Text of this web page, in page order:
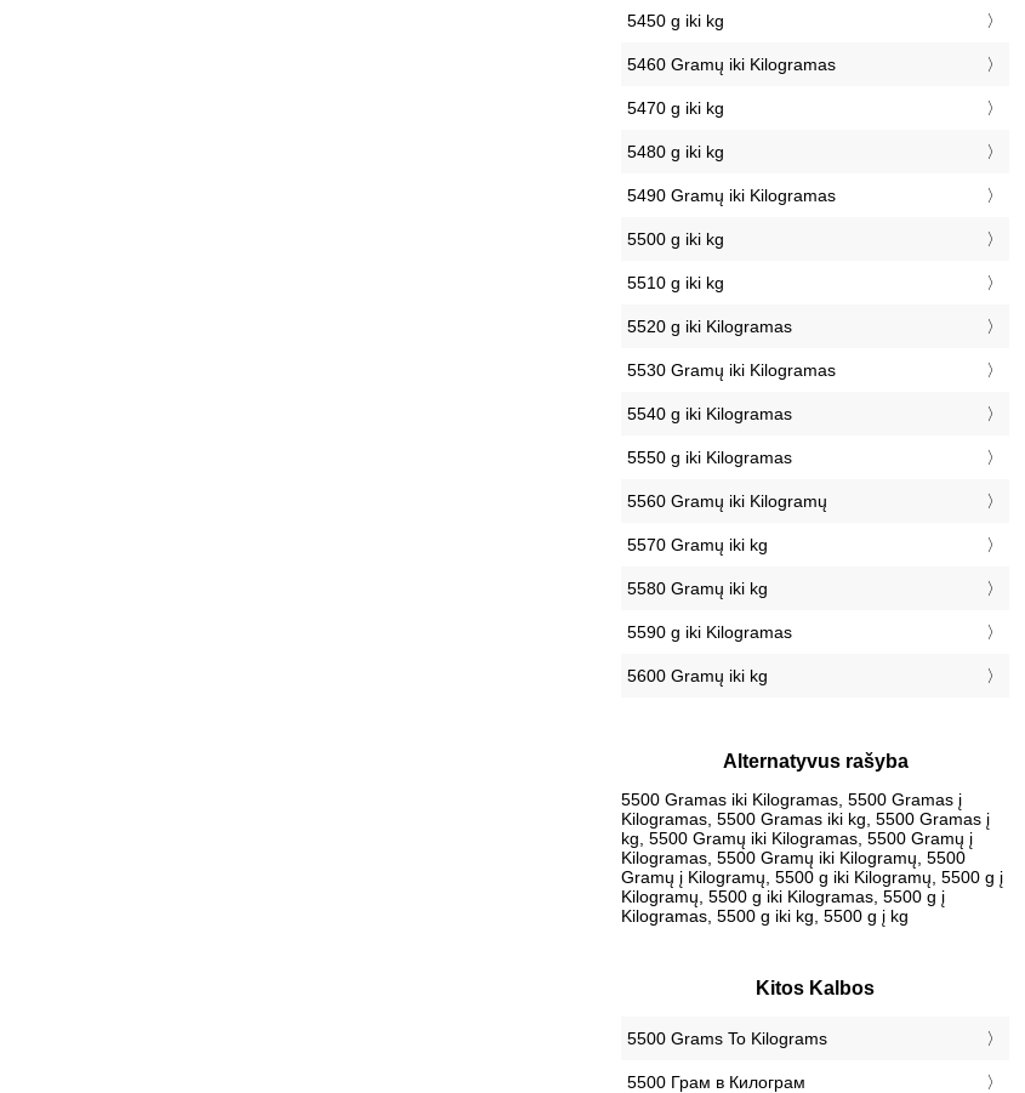
5450 g iki kg
5460 Gramų iki Kilogramas
5470 g iki kg
5480 g iki kg
5490 Gramų iki Kilogramas
5500 g iki kg
5510 g iki kg
5520 g iki Kilogramas
5530 Gramų iki Kilogramas
5540 g iki Kilogramas
5550 g iki Kilogramas
5560 Gramų iki Kilogramų
5570 Gramų iki kg
5580 Gramų iki kg
5590 g iki Kilogramas
5600 Gramų iki kg
Alternatyvus rašyba
5500 Gramas iki Kilogramas, 5500 Gramas į
Kilogramas, 5500 Gramas iki kg, 5500 Gramas į
kg, 5500 Gramų iki Kilogramas, 5500 Gramų į
Kilogramas, 5500 Gramų iki Kilogramų, 5500
Gramų į Kilogramų, 5500 g iki Kilogramų, 5500 g į
Kilogramų, 5500 g iki Kilogramas, 5500 g į
Kilogramas, 5500 g iki kg, 5500 g į kg
Kitos Kalbos
‎5500 Grams To Kilograms
‎5500 Грам в Килограм